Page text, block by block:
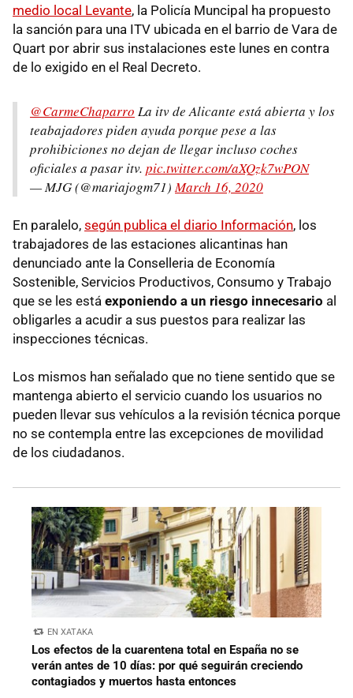
medio local Levante, la Policía Muncipal ha propuesto
la sanción para una ITV ubicada en el barrio de Vara de
Quart por abrir sus instalaciones este lunes en contra
de lo exigido en el Real Decreto.
@CarmeChaparro La itv de Alicante está abierta y los
teabajadores piden ayuda porque pese a las
prohibiciones no dejan de llegar incluso coches
oficiales a pasar itv. pic.twitter.com/aXQzk7wPON
— MJG (@mariajogm71)March 16, 2020
En paralelo, según publica el diario Información, los
trabajadores de las estaciones alicantinas han
denunciado ante la Conselleria de Economía
Sostenible, Servicios Productivos, Consumo y Trabajo
que se les está exponiendo a un riesgo innecesario al
obligarles a acudir a sus puestos para realizar las
inspecciones técnicas.
Los mismos han señalado que no tiene sentido que se
mantenga abierto el servicio cuando los usuarios no
pueden llevar sus vehículos a la revisión técnica porque
no se contempla entre las excepciones de movilidad
de los ciudadanos.
EN XATAKA
Los efectos de la cuarentena total en España no se
verán antes de 10 días: por qué seguirán creciendo
contagiados y muertos hasta entonces